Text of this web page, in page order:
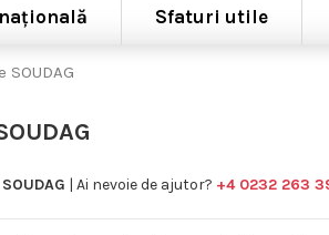
Sfaturi utile
SOUDAG
SOUDAG | Ai nevoie de ajutor? +4 0232 263